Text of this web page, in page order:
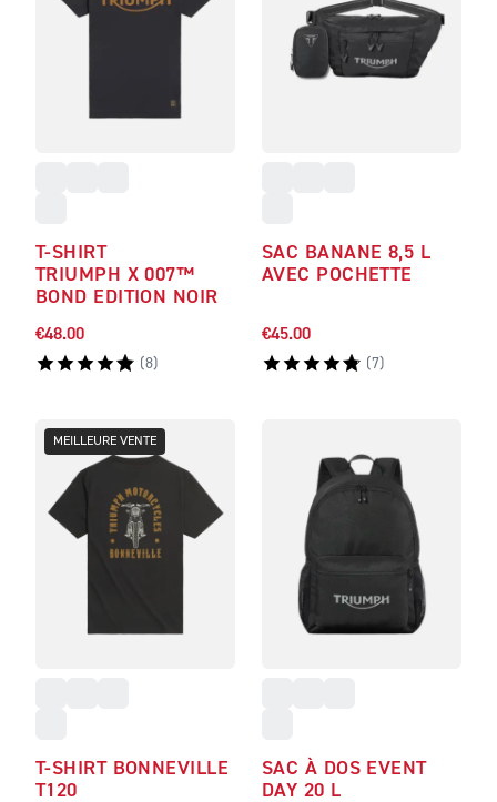
T-SHIRT
TRIUMPH X 007™
BOND EDITION NOIR
€48.00
(8)
SAC BANANE 8,5 L
AVEC POCHETTE
€45.00
(7)
MEILLEURE VENTE
T-SHIRT BONNEVILLE
T120
SAC À DOS EVENT
DAY 20 L